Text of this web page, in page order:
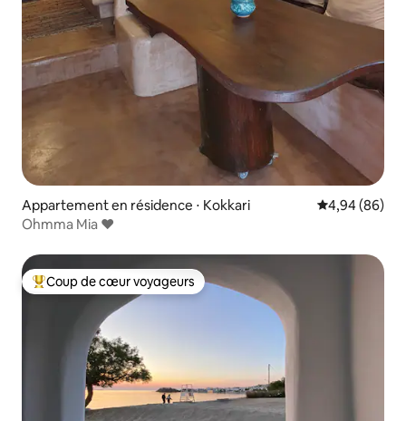
Appartement en résidence ⋅ Kokkari Évaluation
4,94 (86)
Ohmma Mia ❤
Coups de cœur voyageurs les plus appréciés
Coup de cœur voyageurs